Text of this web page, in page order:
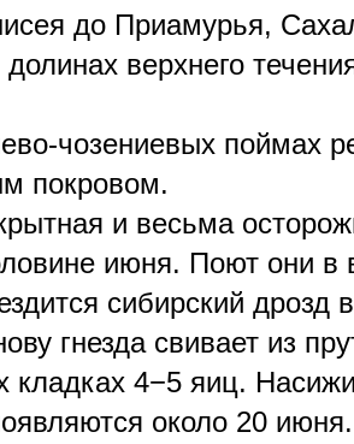
до Приамурья,
верхнего
чозениевых поймах
покровом.
и весьма
июня. Поют они в
сибирский
гнезда свивает из
4−5 яиц.
около 20